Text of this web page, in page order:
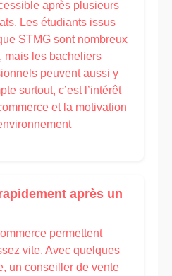
après plusieurs
Les étudiants issus
STMG sont nombreux
mais les bacheliers
peuvent aussi y
surtout, c’est l’intérêt
et la motivation
après un
permettent
vite. Avec quelques
un conseiller de vente